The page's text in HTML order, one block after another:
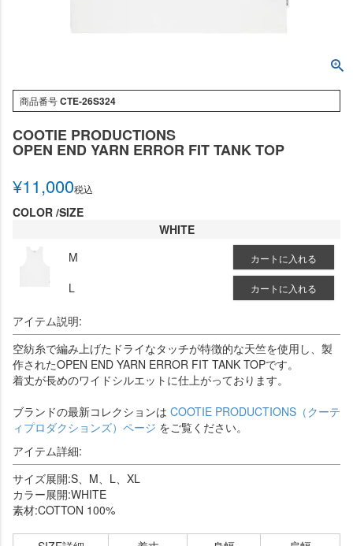
商品番号CTE-26S324
COOTIE PRODUCTIONS
OPEN END YARN ERROR FIT TANK TOP
¥11,000税込
COLOR SIZE
WHITE
M
カートに入れる
L カートに入れる
アイテム説明:
空紡糸で編み上げたドライなタッチが特徴的な天竺を使用し、製
作されたOPEN END YARN ERROR FIT TANK TOPです。
着丈が長めのワイドシルエットに仕上がっております。
ブランドの最新コレクションは COOTIE PRODUCTIONS（クーテ
ィプロダクションズ）ページ をご覧ください。
アイテム詳細:
サイズ展開:S、M、L、XL
カラー展開:WHITE
素材:COTTON 100%